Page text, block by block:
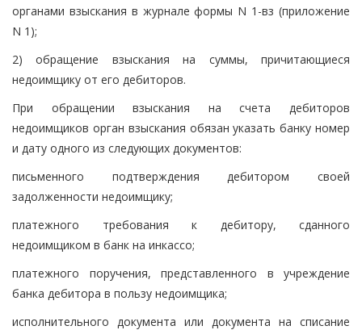
органами взыскания в журнале формы N 1-вз (приложение
N 1);
2) обращение взыскания на суммы, причитающиеся
недоимщику от его дебиторов.
При обращении взыскания на счета дебиторов
недоимщиков орган взыскания обязан указать банку номер
и дату одного из следующих документов:
письменного подтверждения дебитором своей
задолженности недоимщику;
платежного требования к дебитору, сданного
недоимщиком в банк на инкассо;
платежного поручения, представленного в учреждение
банка дебитора в пользу недоимщика;
исполнительного документа или документа на списание